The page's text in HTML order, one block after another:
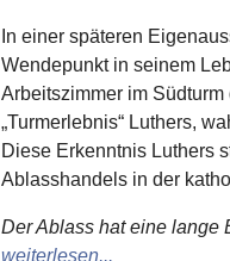
In einer späteren
Wendepunkt in seinem
Arbeitszimmer im
„Turmerlebnis“ Luthers,
Diese Erkenntnis Luthers
Ablasshandels in der
Der Ablass hat eine lange
weiterlesen...